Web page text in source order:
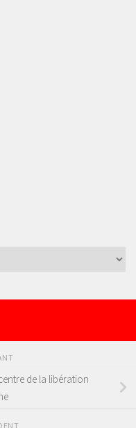
de la libération